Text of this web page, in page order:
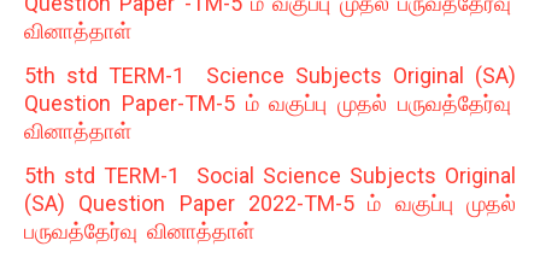
வினாத்தாள்
5th std TERM-1 Science Subjects Original (SA)
Question Paper-TM-5 ம் வகுப்பு முதல் பருவத்தேர்வு
வினாத்தாள்
5th std TERM-1 Social Science Subjects Original
(SA) Question Paper 2022-TM-5 ம் வகுப்பு முதல்
பருவத்தேர்வு வினாத்தாள்